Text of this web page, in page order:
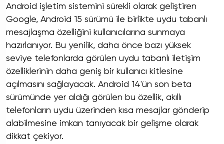
Android işletim sistemini sürekli olarak geliştiren
Google, Android 15 sürümü ile birlikte uydu tabanlı
mesajlaşma özelliğini kullanıcılarına sunmaya
hazırlanıyor. Bu yenilik, daha önce bazı yüksek
seviye telefonlarda görülen uydu tabanlı iletişim
özelliklerinin daha geniş bir kullanıcı kitlesine
açılmasını sağlayacak. Android 14'ün son beta
sürümünde yer aldığı görülen bu özellik, akıllı
telefonların uydu üzerinden kısa mesajlar gönderip
alabilmesine imkan tanıyacak bir gelişme olarak
dikkat çekiyor.